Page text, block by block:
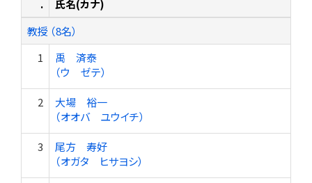
.
氏名(カナ)
教授 （8名）
1
禹 済泰
（ウ ゼテ）
2
大場 裕一
（オオバ ユウイチ）
3
尾方 寿好
（オガタ ヒサヨシ）